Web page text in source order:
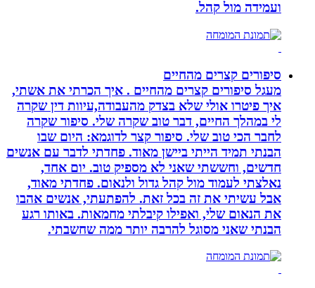
ועמידה מול קהל.
סיפורים קצרים מהחיים
מעגל סיפורים קצרים מהחיים . איך הכרתי את אשתי,
איך פיטרו אולי שלא בצדק מהעבודה,עיוות דין שקרה
לי במהלך החיים, דבר טוב שקרה שלי. סיפור שקרה
לחבר הכי טוב שלי. סיפור קצר לדוגמא: היום שבו
הבנתי תמיד הייתי ביישן מאוד. פחדתי לדבר עם אנשים
חדשים, וחששתי שאני לא מספיק טוב. יום אחד,
נאלצתי לעמוד מול קהל גדול ולנאום. פחדתי מאוד,
אבל עשיתי את זה בכל זאת. להפתעתי, אנשים אהבו
את הנאום שלי, ואפילו קיבלתי מחמאות. באותו רגע
הבנתי שאני מסוגל להרבה יותר ממה שחשבתי.